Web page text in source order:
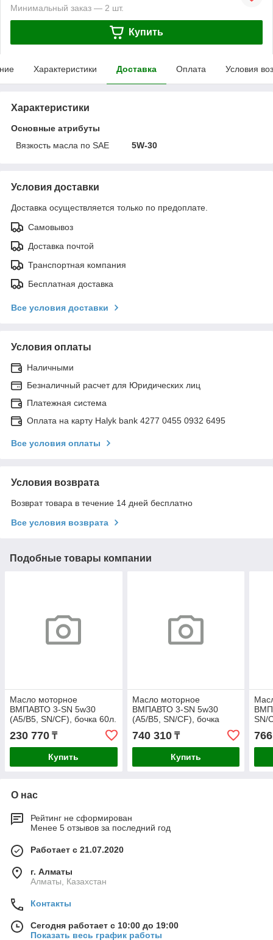
Минимальный заказ — 2 шт.
Купить
Характеристики Доставка Оплата Условия
Характеристики
Основные атрибуты
Вязкость масла по SAE
5W-30
Условия доставки
Доставка осуществляется только по предоплате.
Самовывоз
Доставка почтой
Транспортная компания
Бесплатная доставка
Все условия доставки
Условия оплаты
Наличными
Безналичный расчет для Юридических лиц
Платежная система
Оплата на карту Halyk bank 4277 0455 0932 6495
Все условия оплаты
Условия возврата
Возврат товара в течение 14 дней бесплатно
Все условия возврата
Подобные товары компании
Масло моторное
ВМПАВТО 3-SN 5w30
(A5/B5, SN/CF), бочка 60л.
230 770 ₸
Купить
Масло моторное
ВМПАВТО 3-SN 5w30
(A5/B5, SN/CF), бочка
740 310₸
Купить
SN/
О нас
Рейтинг не сформирован
Менее 5 отзывов за последний год
Работает с 21.07.2020
г. Алматы
Алматы, Казахстан
Контакты
Сегодня работает с 10:00 до 19:00
Показать весь график работы